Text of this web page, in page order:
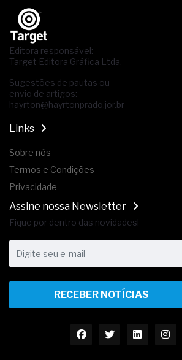
Editora responsável:
Target Editora Gráfica Ltda.
Sugestões de pautas ou
envio de artigos:
hayrton@hayrtonprado.jor.br
Links
Sobre nós
Termos e Condições
Privacidade
Assine nossa Newsletter
Fique por dentro das novidades!
RECEBER NOTÍCIAS